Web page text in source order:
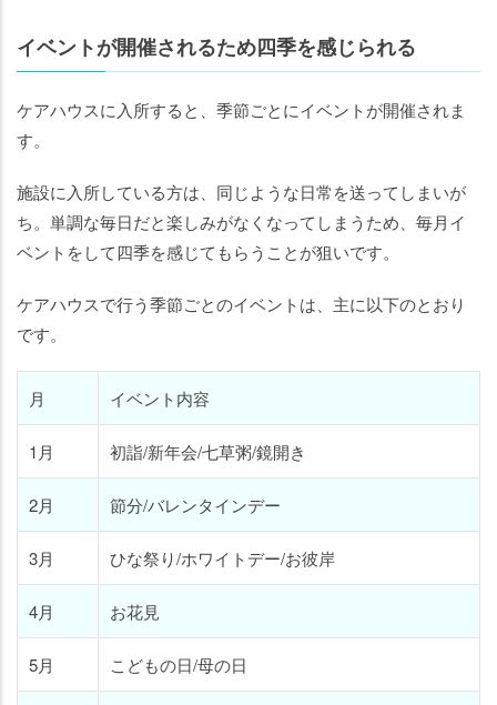
イベントが開催されるため四季を感じられる
ケアハウスに入所すると、季節ごとにイベントが開催されま
す。
施設に入所している方は、同じような日常を送ってしまいが
ち。単調な毎日だと楽しみがなくなってしまうため、毎月イ
ベントをして四季を感じてもらうことが狙いです。
ケアハウスで行う季節ごとのイベントは、主に以下のとおり
です。
月 イベント内容
1月 初詣/新年会/七草粥/鏡開き
2月 節分/バレンタインデー
3月 ひな祭り/ホワイトデー/お彼岸
4月 お花見
5月 こどもの日/母の日